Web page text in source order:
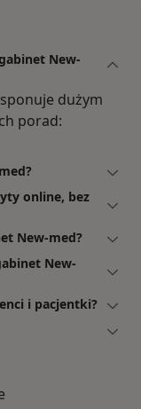
New-
dużym
porad:
online, bez
New-med?
New-
i pacjentki?